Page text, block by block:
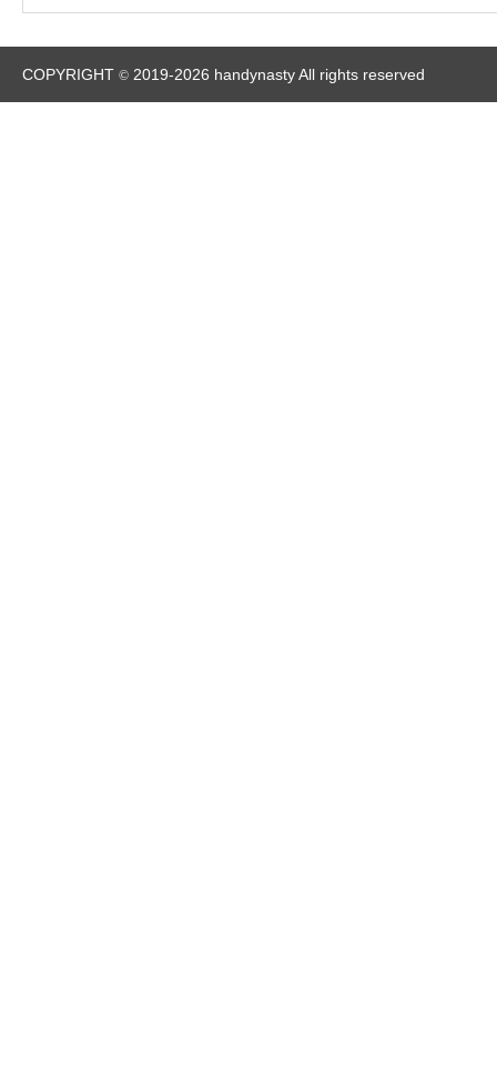
租有月台层高45米
租丙二类有月台层高4米
COPYRIGHT © 2019-2026 handynasty All rights reserved